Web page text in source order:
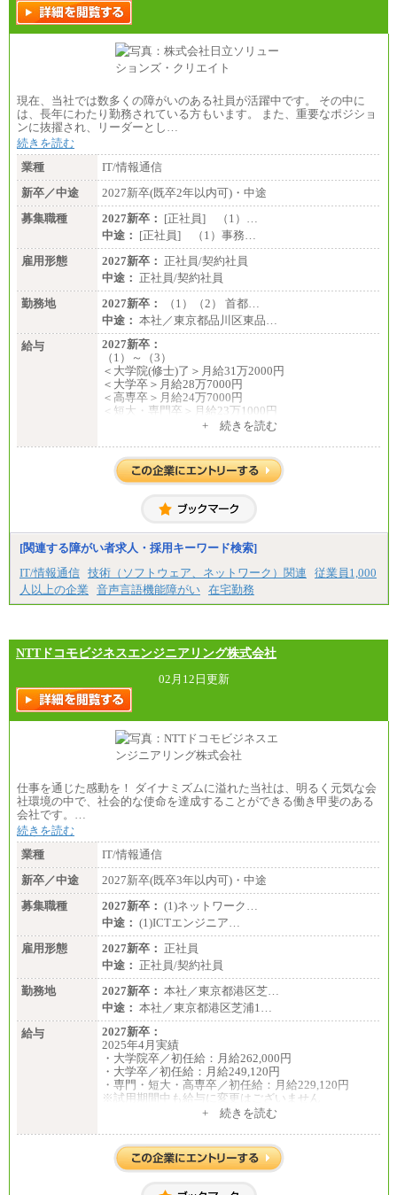
※試用期間中も給与に変更はございません
上記の新卒給与を下限に、これまでの経験・スキル
を考慮し、当社規定に従って決定いたします。
現在、当社では数多くの障がいのある社員が活躍中です。 その中に
は、長年にわたり勤務されている方もいます。 また、重要なポジショ
ンに抜擢され、リーダーとし…
続きを読む
業種
IT/情報通信
新卒／中途
2027新卒(既卒2年以内可)・中途
募集職種
2027新卒： [正社員] （1）…
中途： [正社員] （1）事務…
雇用形態
2027新卒： 正社員/契約社員
中途： 正社員/契約社員
勤務地
2027新卒：
（1）（2） 首都…
中途： 本社／東京都品川区東品…
給与
2027新卒：
（1）～（3）
＜大学院(修士)了＞月給31万2000円
＜大学卒＞月給28万7000円
＜高専卒＞月給24万7000円
＜短大・専門卒＞月給23万1000円
※上記を下限として勤務地エリアにより異なる
※試用期間中も給与に変更はございません
月給17万7000円
理論年収212万4000円（月給17万7000円×12カ月）
中途：
（1）
月給22万3000円～
想定年収410万円～
※試用期間中の給与に変更はございません。
月給17万7000円
理論年収212万4000円（月給17万7000円×12カ月）
+ 続きを読む
[関連する障がい者求人・採用キーワード検索]
IT/情報通信 技術（ソフトウェア、ネットワーク）関連
従業員1,000
人以上の企業
音声言語機能障がい 在宅勤務
NTTドコモビジネスエンジニアリング株式会社
02月12日更新
仕事を通じた感動を！ ダイナミズムに溢れた当社は、明るく元気な会
社環境の中で、社会的な使命を達成することができる働き甲斐のある
会社です。…
続きを読む
業種
IT/情報通信
新卒／中途
2027新卒(既卒3年以内可)・中途
募集職種
2027新卒： (1)ネットワーク…
中途： (1)ICTエンジニア…
雇用形態
2027新卒： 正社員
中途： 正社員/契約社員
勤務地
2027新卒： 本社／東京都港区芝…
中途： 本社／東京都港区芝浦1…
給与
2027新卒：
2025年4月実績
・大学院卒／初任給：月給262,000円
・大学卒／初任給：月給249,120円
・専門・短大・高専卒／初任給：月給229,120円
※試用期間中も給与に変更はございません
※試用期間中(2ヶ月間)も給与等に変更はございませ
※給与額は、経験、能力を考慮し決定致します。
+ 続きを読む